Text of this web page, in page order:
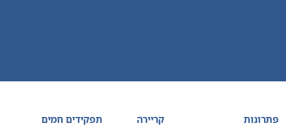
פתרונות קריירה תפקידים חמים